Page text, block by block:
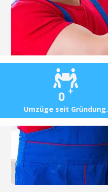
0 +
Umzüge seit Gründung.